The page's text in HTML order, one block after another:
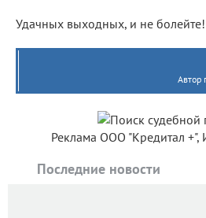
Удачных выходных, и не болейте!
Автор
Реклама ООО "Кредитал
Последние новости